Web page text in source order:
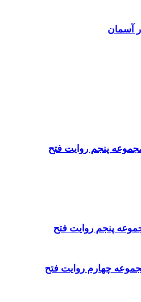
آسمان
پنجم روایت فتح
پنجم روایت فتح
چهارم روایت فتح